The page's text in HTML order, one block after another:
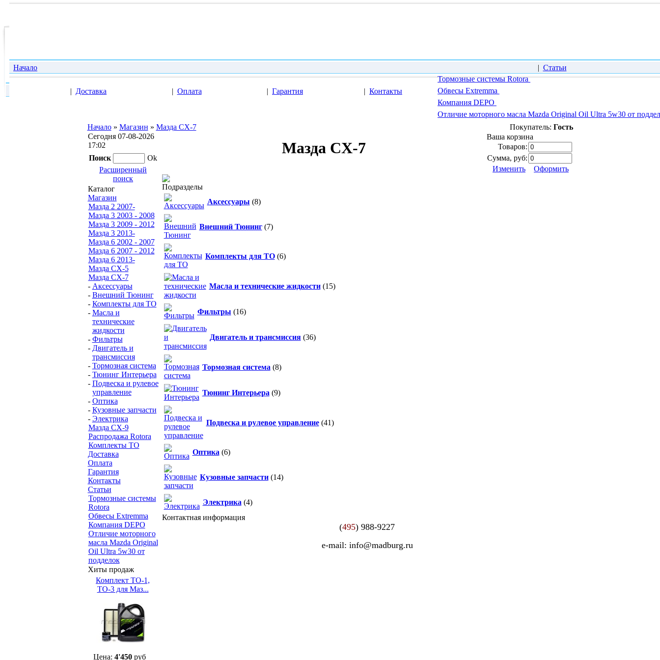
Начало
| Доставка | Оплата | Гарантия | Контакты
| Статьи
Тормозные системы Rotora
Обвесы Extremma
Компания DEPO
Отличие моторного масла Mazda Original Oil Ultra 5w30 от
Начало» Магазин » Мазда CX-7 Покупатель: Гость
Сегодня 07-08-2026
17:02
Поиск
Ok
Расширенный
поиск
Каталог
Магазин
Мазда 2 2007-
Мазда 3 2003 - 2008
Мазда 3 2009 - 2012
Мазда 3 2013-
Мазда 6 2002 - 2007
Мазда 6 2007 - 2012
Мазда 6 2013-
Мазда CX-5
Мазда CX-7
- Аксессуары
- Внешний Тюнинг
- Комплекты для ТО
- Масла и
технические
жидкости
- Фильтры
- Двигатель и
трансмиссия
- Тормозная система
- Тюнинг Интерьера
- Подвеска и рулевое
управление
- Оптика
- Кузовные запчасти
- Электрика
Мазда СХ-9
Распродажа Rotora
Комплекты ТО
Доставка
Оплата
Гарантия
Контакты
Статьи
Тормозные системы
Rotora
Обвесы Extremma
Компания DEPO
Отличие моторного
масла Mazda Original
Oil Ultra 5w30 от
подделок
Хиты продаж
Комплект ТО-1,
ТО-3 для Маз...
Цена: 4'450 руб
Мазда CX-7
Ваша корзина
Товаров:
Сумма, руб:
Изменить
Оформить
Подразделы
Аксессуары (8)
Внешний Тюнинг (7)
Комплекты для ТО (6)
Масла и технические жидкости (15)
Фильтры (16)
Двигатель и трансмиссия (36)
Тормозная система (8)
Тюнинг Интерьера (9)
Подвеска и рулевое управление (41)
Оптика (6)
Кузовные запчасти (14)
Электрика (4)
Контактная информация
(495) 988-9227
e-mail: info@madburg.ru